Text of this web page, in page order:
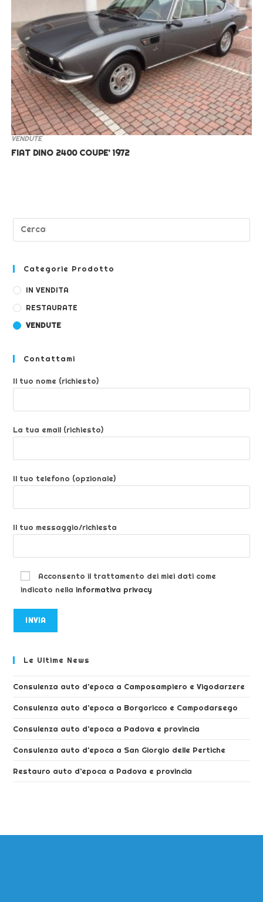
VENDUTE
FIAT DINO 2400 COUPE’ 1972
Categorie Prodotto
IN VENDITA
RESTAURATE
VENDUTE
Contattami
Il tuo nome (richiesto)
La tua email (richiesto)
Il tuo telefono (opzionale)
Il tuo messaggio/richiesta
Acconsento il trattamento dei miei dati come
indicato nellainformativa privacy
Le Ultime News
Consulenza auto d’epoca a Camposampiero e Vigodarzere
Consulenza auto d’epoca a Borgoricco e Campodarsego
Consulenza auto d’epoca a Padova e provincia
Consulenza auto d’epoca a San Giorgio delle Pertiche
Restauro auto d’epoca a Padova e provincia